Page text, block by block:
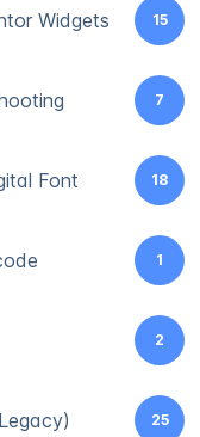
Widgets 15
7
Font 18
1
2
25